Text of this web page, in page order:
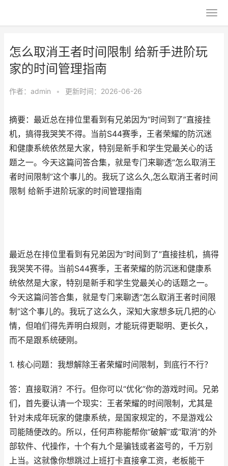
怎么取消王者时间限制 给新手进阶玩
家的时间管理指南
作者： admin • 更新时间：2026-06-26
摘要：最近总在排位里看到有兄弟因为“时间到了”直接挂
机，搞得我哭笑不得。当前S44赛季，王者荣耀的防沉迷
和健康系统依然是大家，特别是新手和学生党最关心的话
题之一。今天这篇问答合集，就是专门来聊透“怎么取消王
者时间限制”这个事儿的。我玩了这么久,怎么取消王者时间
限制 给新手进阶玩家的时间管理指南
最近总在排位里看到有兄弟因为“时间到了”直接挂机，搞得
我哭笑不得。当前S44赛季，王者荣耀的防沉迷和健康系
统依然是大家，特别是新手和学生党最关心的话题之一。
今天这篇问答合集，就是专门来聊透“怎么取消王者时间限
制”这个事儿的。我玩了这么久，深知大家想多玩几把的心
情，但咱们得先弄明白规则，才能玩得更聪明、更长久，
而不是跟系统硬刚。
1. 核心问题：我想解除王者荣耀时间限制，到底行不行？
答：直接取消？不行。但你可以“优化”你的游戏时间。兄弟
们，首先要认清一个现实：王者荣耀的时间限制，尤其是
针对未成年玩家的健康系统，是国家规定的，不是游戏公
司能随便改的。所以，任何声称能帮你“破解”或“取消”的外
部软件、代操作，十个有九个是骗钱或者盗号的，千万别
上当。这就像你想跳过上班打卡直接拿工资，老板能干